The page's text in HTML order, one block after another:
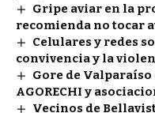
Gripe aviar en la
recomienda no tocar
Celulares y redes
convivencia y la
Gore de
AGORECHI y
Vecinos de